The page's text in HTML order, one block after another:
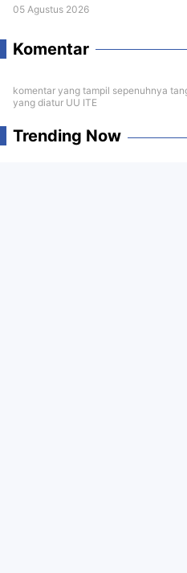
05 Agustus 2026
Komentar
komentar yang tampil sepenuhnya
yang diatur UU ITE
Trending Now